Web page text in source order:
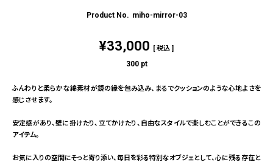
miho-mirror-03
¥33,000 税込
300 pt
ふんわりと柔らかな綿素材が鏡の縁を包み込み、まるでクッションのような心地よさを
感じさせます。
安定感があり、壁に掛けたり、立てかけたり、自由なスタイルで楽しむことができるこの
アイテム。
お気に入りの空間にそっと寄り添い、毎日を彩る特別なオブジェとして、心に残る存在と